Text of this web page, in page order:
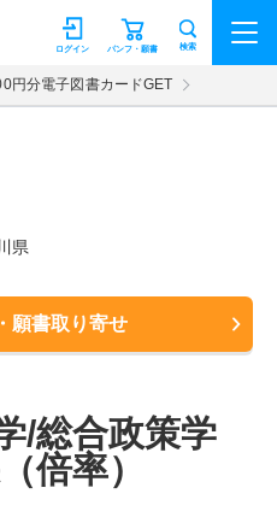
パンフ・願書
ログイン 検索
円分電子図書カードGET
県
願書取り寄せ
/総合政策学
倍率）